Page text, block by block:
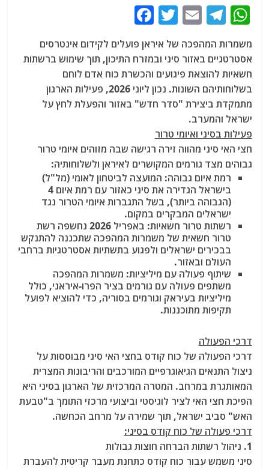
W
at
s
A
p
p
T
e
g
ra
m
E
m
ai
l
T
itt
er
c
e
b
o
k
משמרות המהפכה של איראן פועלים לקידום אינטרסים
אסטרטגיים באזור סיני ובמזרח התיכון, תוך שימוש ברשתות
חשאיות להוצאת פיגועים והכשרת כוח אדם לוחם
בשלוחותיהם השונות. נכון ליוני 2026, פעילות הארגון
מתמקדת ביצירת "סדר חדש" באזור והפעלת לחץ על
ישראל והמערב.
פעילות בסיני ואיומי טרור
חצי האי סיני מהווה זירה רגישה שבה מזוהים איומי טרור
גבוהים מצד גורמים המקושרים לאיראן ולשלוחותיה:
רמת איום גבוהה: המועצה לביטחון לאומי (מל"ל)
בישראל הגדירה את סיני כאזור עם רמת איום 4
(הגבוהה ביותר), בשל התגברות איומי הטרור נגד
ישראלים המבקרים במקום.
רשתות טרור חשאיות:
באפריל 2026 נחשפה רשת
טרור חשאית של משמרות המהפכה שתכננה להתנקש
בבכירים ישראלים ולפגוע בתשתיות אסטרטגיות ברחבי
העולם ובאזור.
שיתוף פעולה עם מיליציות: משמרות המהפכה
משתפים פעולה עם גורמים בציר הפרו-איראני, כולל
מיליציות בעיראק וגורמים בסוריה, כדי להוציא לפועל
תקיפות מתוכננות.
דרכי הפעולה
דרכי הפעולה של כוח קודס בחצי האי סיני מבוססות על
ניצול התנאים הגיאוגרפיים המורכבים והריבונות המצרית
המאותגרת במרחב. המטרה המרכזית של הארגון בסיני היא
הפיכת חצי האי לציר לוגיסטי וביצועי מרכזי התומך ב"טבעת
האש" סביב ישראל, תוך שמירה על מרחב הכחשה.
דרכי פעולה של כוח קודס בסיני:
1. ניהול רשתות הברחה חוצות גבולות
סיני משמש עבור כוח קודס כתחנת מעבר קריטית להעברת